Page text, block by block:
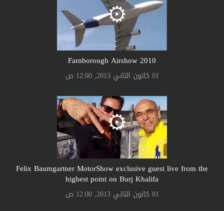
Farnborough Airshow 2010
01 كانون الثاني 2013, 12:00 ص
Felix Baumgartner MotorShow exclusive guest live from the
highest point on Burj Khalifa
01 كانون الثاني 2013, 12:00 ص